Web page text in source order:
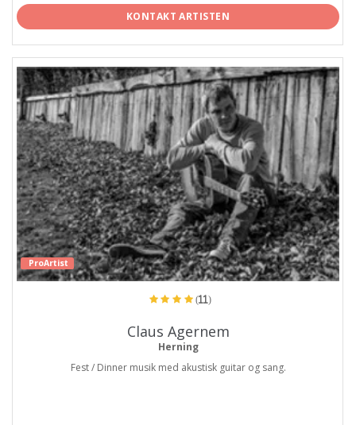
KONTAKT ARTISTEN
ProArtist
(11)
Claus Agernem
Herning
Fest / Dinner musik med akustisk guitar og sang.